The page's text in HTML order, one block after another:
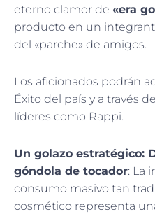
eterno clamor de «era
producto en un
del «parche» de amigos.
Los aficionados podrán
Éxito del país y a través
líderes como Rappi.
Un golazo estratégico:
góndola de tocador: La
consumo masivo tan
cosmético representa